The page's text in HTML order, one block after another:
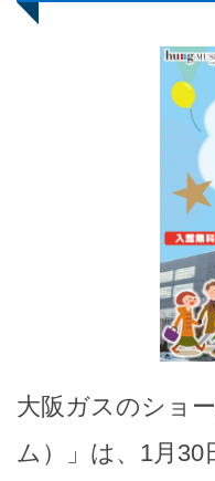
大阪ガスのショ
ム）」は、1月